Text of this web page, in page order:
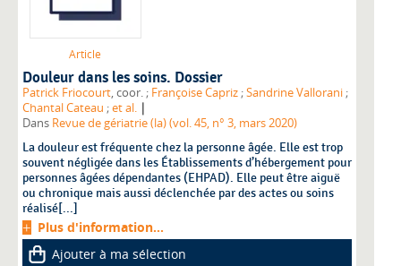
Article
Douleur dans les soins. Dossier
Patrick Friocourt , coor. ; Françoise Capriz ;Sandrine Vallorani ;
Chantal Cateau ;et al. |
Dans Revue de gériatrie (la) (vol. 45, n° 3, mars 2020)
La douleur est fréquente chez la personne âgée. Elle est trop
souvent négligée dans les Établissements d’hébergement pour
personnes âgées dépendantes (EHPAD). Elle peut être aiguë
ou chronique mais aussi déclenchée par des actes ou soins
réalisé[...]
Plus d'information...
Ajouter à ma sélection